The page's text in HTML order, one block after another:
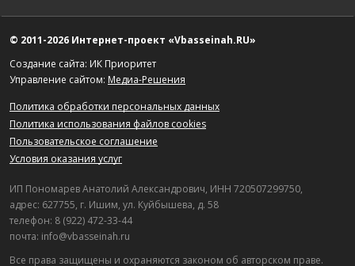
© 2011-2026 Интернет-проект «Vbasseinah.RU»
Создание сайта: ИК Приоритет
Управление сайтом: Медиа-Решения
Политика обработки персональных данных
Политика использования файлов cookies
Пользовательское соглашение
Условия оказания услуг
ИП Пономарев Анатолий Александрович, ИНН 720507299750,
адрес: 627755, г. Ишим, ул. Куйбышева, д. 58
телефон: 8 (922) 472-33-44
почта: info@vbasseinah.ru
Все права защищены и охраняются законом об авторском праве.